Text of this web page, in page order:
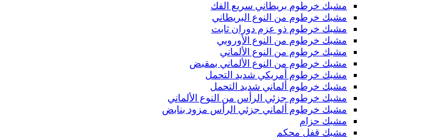
مشبك خرطوم بريطاني سريع الفك
مشبك خرطوم من النوع البريطاني
مشبك خرطوم ذو عزم دوران ثابت
مشبك خرطوم من النوع الأوروبي
مشبك خرطوم من النوع الألماني
مشبك خرطوم من النوع الألماني بمقبض
مشبك خرطوم أمريكي شديد التحمل
مشبك خرطوم ألماني شديد التحمل
مشبك خرطوم جزئي الرأس من النوع الألماني
مشبك خرطوم ألماني جزئي الرأس مزود بنابض
مشبك حزام
مشبك قفل محكم